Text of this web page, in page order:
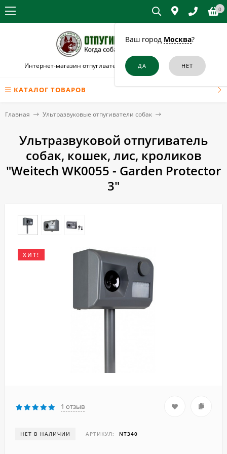
Ваш город Москва?
0
Интернет-магазин отпугивателей собак и кошек в Троицке
КАТАЛОГ ТОВАРОВ
Главная Ультразвуковые отпугиватели собак
Ультразвуковой отпугиватель
собак, кошек, лис, кроликов
"Weitech WK0055 - Garden Protector
3"
ХИТ!
1 отзыв
НЕТ В НАЛИЧИИ АРТИКУЛ: NT340